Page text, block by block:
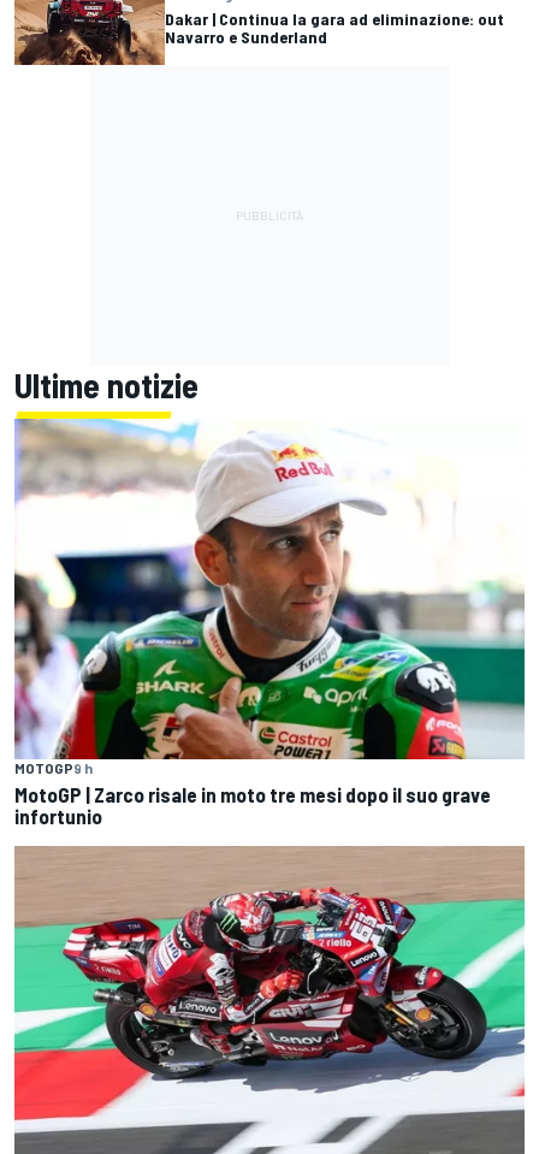
Dakar | Continua la gara ad eliminazione: out
Navarro e Sunderland
Ultime notizie
MOTOGP9 h
MotoGP | Zarco risale in moto tre mesi dopo il suo grave
infortunio